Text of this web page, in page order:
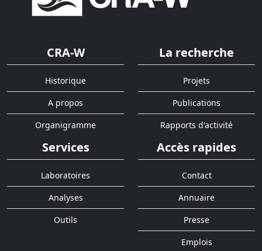
CRA-W
Historique
A propos
Organigramme
La recherche
Projets
Publications
Rapports d'activité
Services
Laboratoires
Analyses
Outils
Accès rapides
Contact
Annuaire
Presse
Emplois